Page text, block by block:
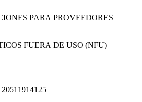
PARA PROVEEDORES
FUERA DE USO (NFU)